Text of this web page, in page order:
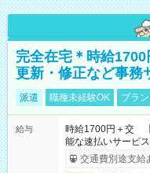
完全在宅＊時給
更新・修正など事務
派遣 職種未経験OK ブラ
給与
時給1700円＋交
能な速払いサービス
交通費別途支給